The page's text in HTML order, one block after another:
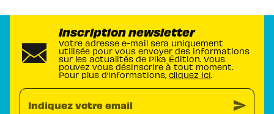
Inscription newsletter
Votre adresse e-mail sera uniquement
utilisée pour vous envoyer des informations
sur les actualités de Pika Édition. Vous
pouvez vous désinscrire à tout moment.
Pour plus d’informations, cliquez ici.
Indiquez votre email send